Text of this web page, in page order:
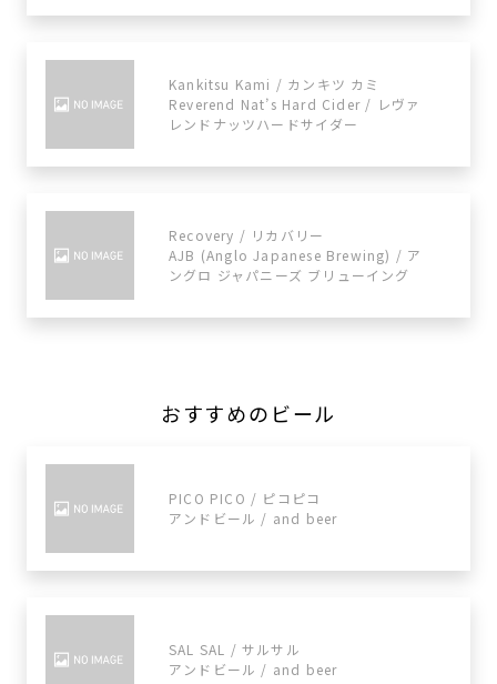
Kankitsu Kami / カンキツ カミ
Reverend Nat’s Hard Cider / レヴァ
レンドナッツハードサイダー
Recovery / リカバリー
AJB (Anglo Japanese Brewing) / ア
ングロ ジャパニーズ ブリューイング
おすすめのビール
PICO PICO / ピコピコ
アンドビール / and beer
SAL SAL / サルサル
アンドビール / and beer